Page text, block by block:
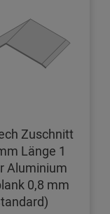
Zuschnitt
Länge 1
Aluminium
0,8 mm